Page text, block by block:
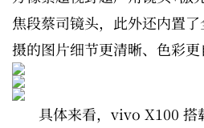
焦段蔡司镜头，此外还内置
摄的图片细节更清晰、色彩更
具体来看，vivo X100 搭